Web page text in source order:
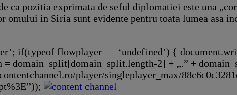
ca pozitia exprimata de seful diplomatiei este una
in Siria sunt evidente pentru toata lumea asa
if(typeof flowplayer == ‘undefined’) {
= domain_split[domain_split.length-2] + „.” +
player/singleplayer_max/